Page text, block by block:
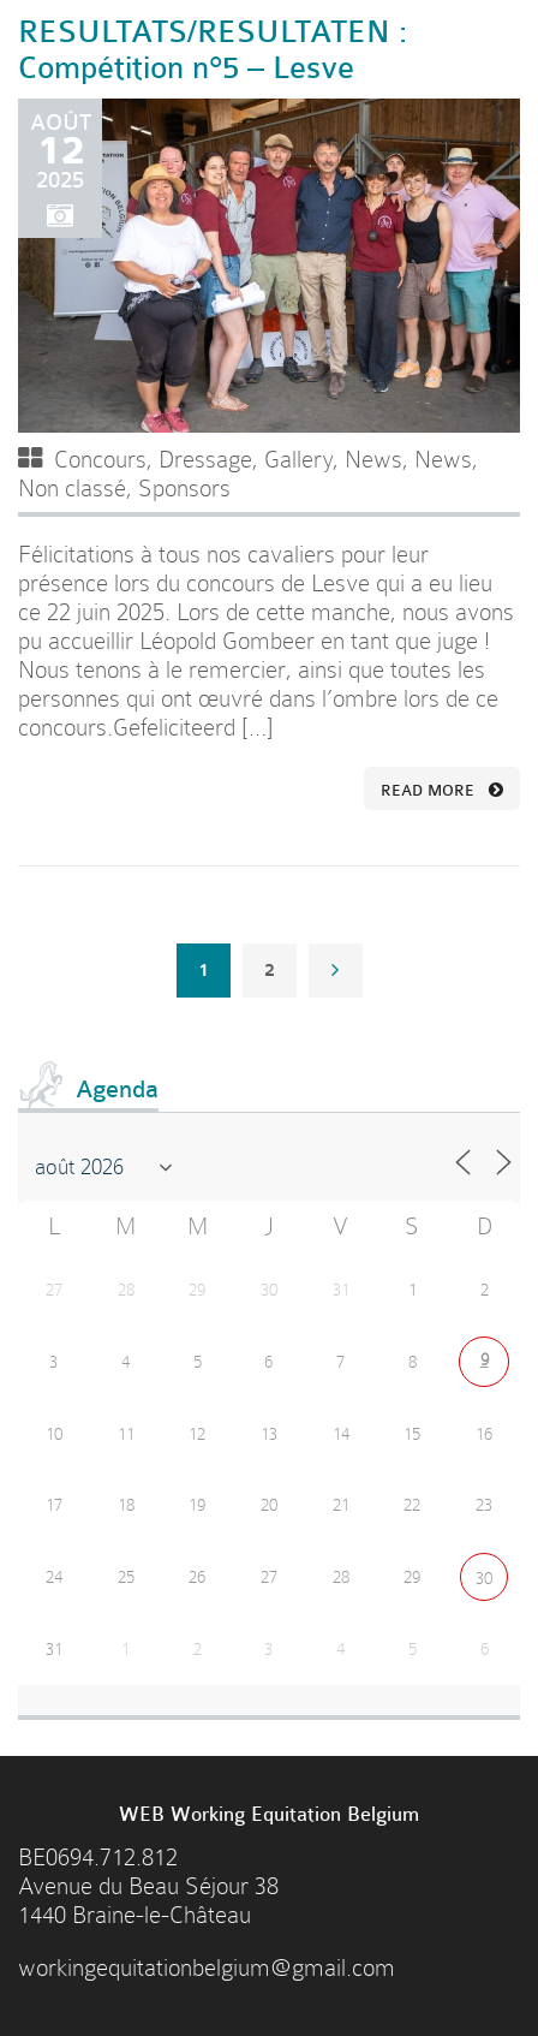
RESULTATS/RESULTATEN :
Compétition n°5 – Lesve
AOÛT
12
2025
Concours, Dressage, Gallery, News, News,
Non classé, Sponsors
Félicitations à tous nos cavaliers pour leur
présence lors du concours de Lesve qui a eu lieu
ce 22 juin 2025. Lors de cette manche, nous avons
pu accueillir Léopold Gombeer en tant que juge !
Nous tenons à le remercier, ainsi que toutes les
personnes qui ont œuvré dans l’ombre lors de ce
concours.Gefeliciteerd […]
READ MORE
1 2
Agenda
L M M J V S D
27 28 29 30 31 1 2
3 4 5 6 7 8 9
10 11 12 13 14 15 16
17 18 19 20 21 22 23
24 25 26 27 28 29 30
31 1 2 3 4 5 6
WEB Working Equitation Belgium
BE0694.712.812
Avenue du Beau Séjour 38
1440 Braine-le-Château
workingequitationbelgium@gmail.com